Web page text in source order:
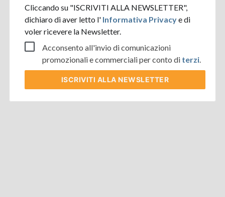
Cliccando su "ISCRIVITI ALLA NEWSLETTER",
dichiaro di aver letto l' Informativa Privacye di
voler ricevere la Newsletter.
Acconsento all'invio di comunicazioni
promozionali e commerciali per conto di terzi
ISCRIVITI ALLA NEWSLETTER